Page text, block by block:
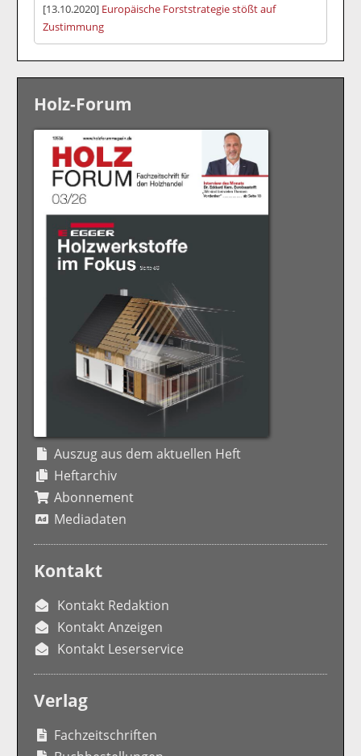
[13.10.2020] Europäische Forststrategie stößt auf
Zustimmung
Holz-Forum
Auszug aus dem aktuellen Heft
Heftarchiv
Abonnement
Mediadaten
Kontakt
Kontakt Redaktion
Kontakt Anzeigen
Kontakt Leserservice
Verlag
Fachzeitschriften